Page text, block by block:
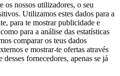
os nossos utilizadores, o seu
Utilizamos estes dados para a
para te mostrar publicidade e
para a análise das estatísticas
comparar os teus dados
e mostrar-te ofertas através
fornecedores, apenas se já